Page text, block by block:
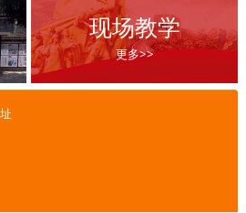
现场教学
更多>>